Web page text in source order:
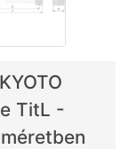
TitL -